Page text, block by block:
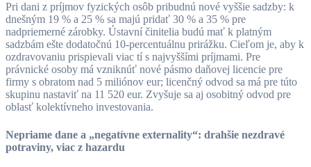
Pri dani z príjmov fyzických osôb pribudnú nové vyššie sadzby: k
dnešným 19 % a 25 % sa majú pridať 30 % a 35 % pre
nadpriemerné zárobky. Ústavní činitelia budú mať k platným
sadzbám ešte dodatočnú 10-percentuálnu prirážku. Cieľom je, aby k
ozdravovaniu prispievali viac tí s najvyššími príjmami. Pre
právnické osoby má vzniknúť nové pásmo daňovej licencie pre
firmy s obratom nad 5 miliónov eur; licenčný odvod sa má pre túto
skupinu nastaviť na 11 520 eur. Zvyšuje sa aj osobitný odvod pre
oblasť kolektívneho investovania.
Nepriame dane a „negatívne externality“: drahšie nezdravé
potraviny, viac z hazardu